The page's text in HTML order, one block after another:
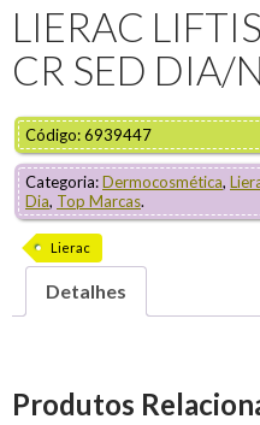
LIERAC
CR SED DIA/
Código: 6939447
Categoria:Dermocosmética,
Dia, Top Marcas.
Lierac
Detalhes
Produtos